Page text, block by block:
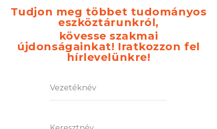
Tudjon meg többet tudományos
eszköztárunkról,
kövesse szakmai
újdonságainkat! Iratkozzon fel
hírlevelünkre!